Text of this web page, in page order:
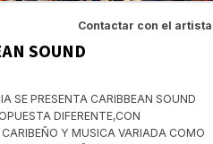
Contactar con el artista
SOUND
SE PRESENTA CARIBBEAN SOUND
DIFERENTE,CON
CARIBEÑO Y MUSICA VARIADA COMO